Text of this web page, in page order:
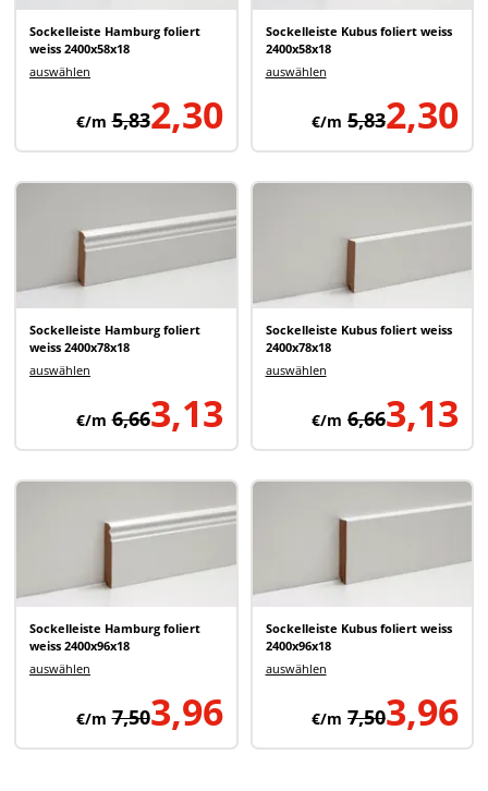
Sockelleiste Hamburg foliert
weiss 2400x58x18
auswählen
2,30
€/m 5,83
Sockelleiste Kubus foliert weiss
2400x58x18
auswählen
2,30
€/m 5,83
Sockelleiste Hamburg foliert
weiss 2400x78x18
auswählen
3,13
€/m 6,66
Sockelleiste Kubus foliert weiss
2400x78x18
auswählen
3,13
€/m 6,66
Sockelleiste Hamburg foliert
weiss 2400x96x18
auswählen
3,96
€/m 7,50
Sockelleiste Kubus foliert weiss
2400x96x18
auswählen
3,96
€/m 7,50